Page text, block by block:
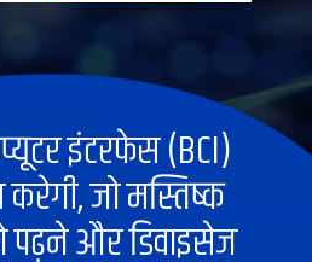
इंटरफेस (BCI)
जो मस्तिष्क
पढ़ने और डिवाइसेज